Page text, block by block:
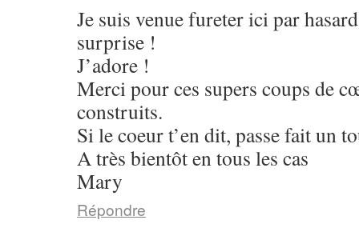
Je suis venue fureter ici par
surprise !
J’adore !
Merci pour ces supers coups de
construits.
Si le coeur t’en dit, passe fait un
A très bientôt en tous les cas
Mary
Répondre